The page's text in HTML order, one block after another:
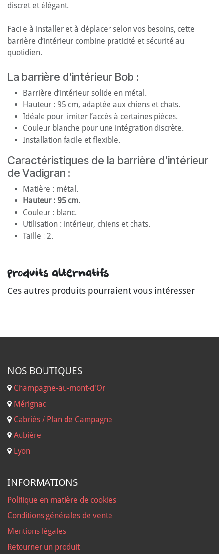
discret et élégant.
Facile à installer et à déplacer selon vos besoins, cette
barrière d’intérieur combine praticité et sécurité au
quotidien.
La barrière d'intérieur Bob :
Barrière d’intérieur solide en métal.
Hauteur : 95 cm, adaptée aux chiens et chats.
Idéale pour limiter l’accès à certaines pièces.
Couleur blanche pour une intégration discrète.
Installation facile et flexible.
Caractéristiques de la barrière d'intérieur
de Vadigran :
Matière : métal.
Hauteur : 95 cm.
Couleur : blanc.
Utilisation : intérieur, chiens et chats.
Taille : 2.
Produits alternatifs
Ces autres produits pourraient vous intéresser
NOS BOUTIQUES
Champagne-au-mont-d'Or
Mérignac
Cabriès / Plan de Campagne
Aubière
Lyon
INFORMATIONS
Politique en matière de cookies
Conditions générales de vente
Mentions légales
Retourner un produit